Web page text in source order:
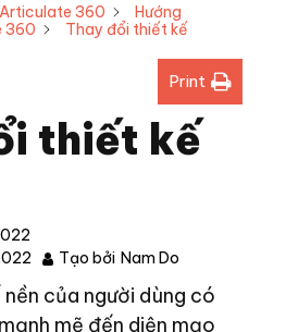
Articulate 360
Hướng
360
Thay đổi thiết kế
Print
thiết kế
Tạo bởi Nam Do
của người dùng có
mẽ đến diện mạo